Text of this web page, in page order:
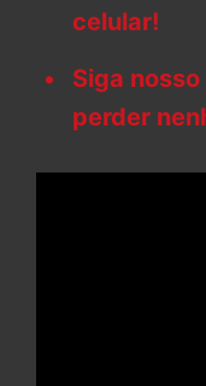
celular!
Siga
perder